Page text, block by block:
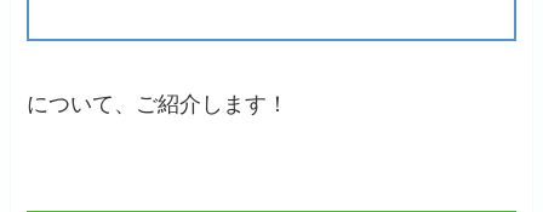
について、ご紹介します！